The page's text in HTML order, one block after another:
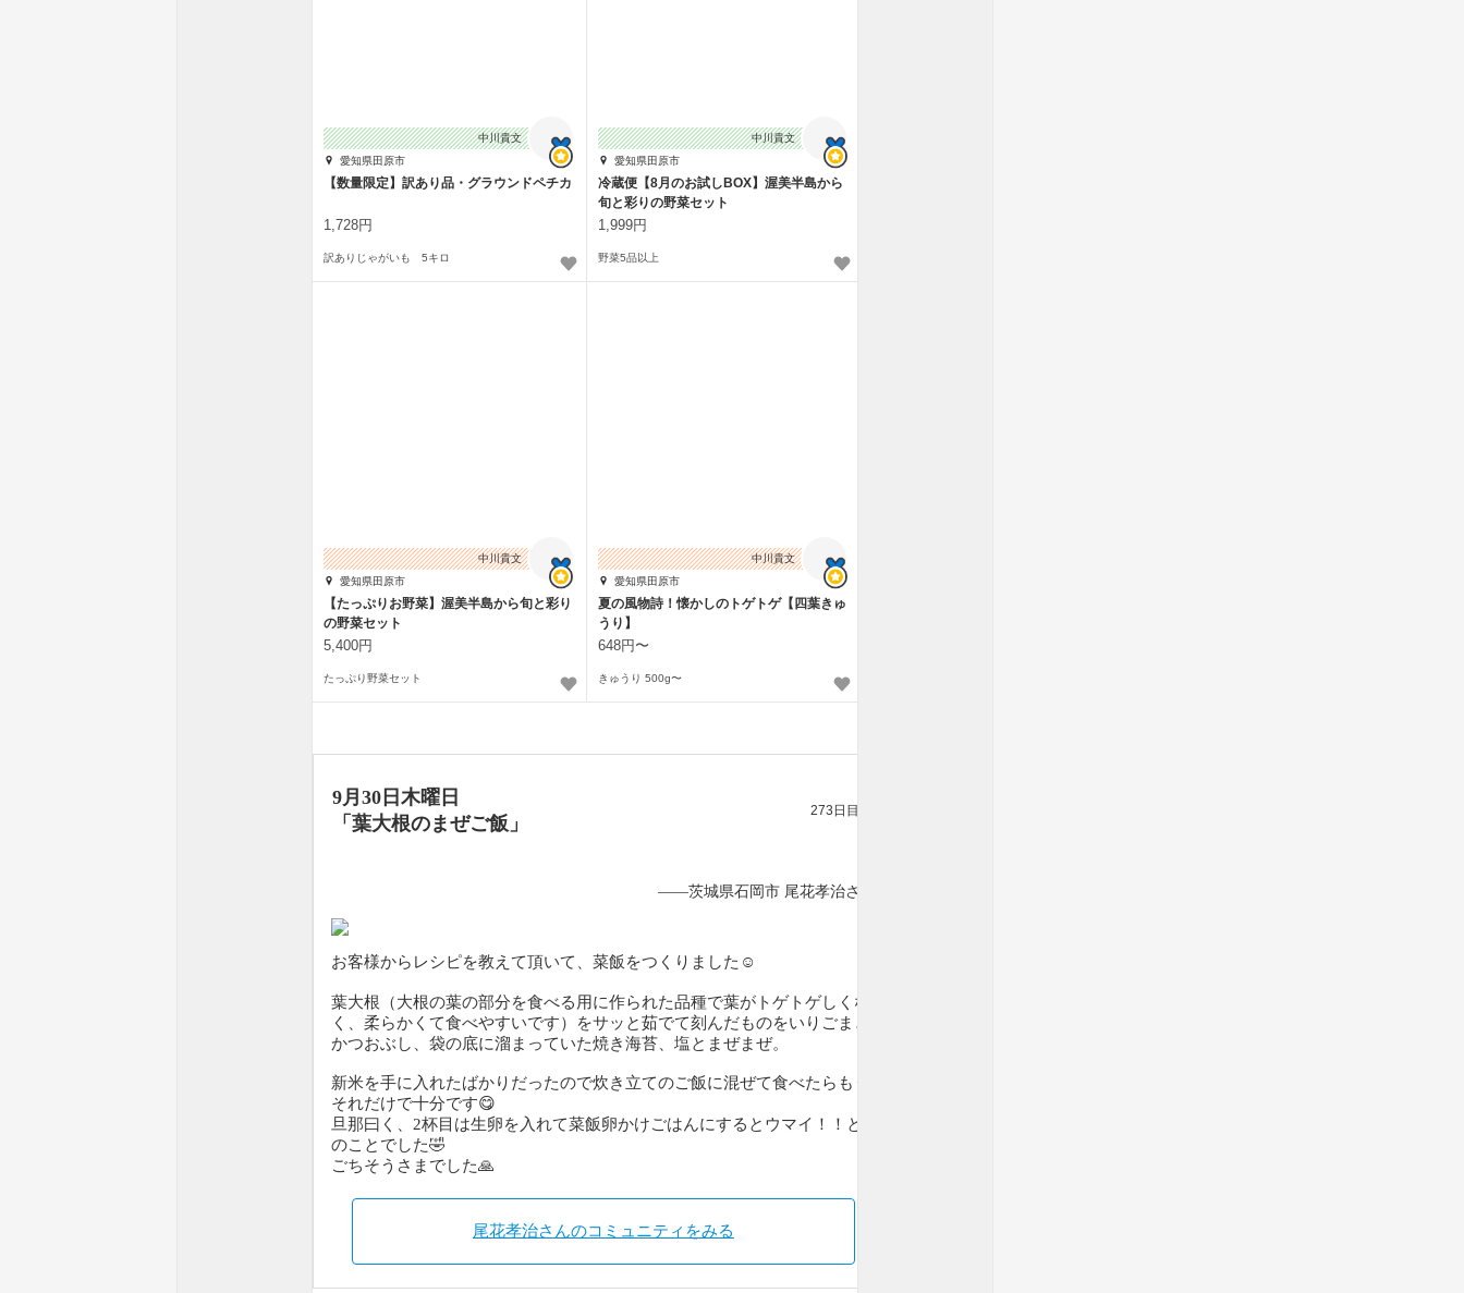
中川貴文
愛知県田原市
【数量限定】訳あり品・グラウンドペチカ
1,728円
訳ありじゃがいも 5キロ
中川貴文
愛知県田原市
冷蔵便【8月のお試しBOX】渥美半島から
旬と彩りの野菜セット
1,999円
野菜5品以上
中川貴文
愛知県田原市
【たっぷりお野菜】渥美半島から旬と彩り
の野菜セット
5,400円
たっぷり野菜セット
中川貴文
愛知県田原市
夏の風物詩！懐かしのトゲトゲ【四葉きゅ
うり】
648円〜
きゅうり 500g〜
9月30日木曜日
「葉大根のまぜご飯」
273日目
——茨城県石岡市 尾花孝治さん
お客様からレシピを教えて頂いて、菜飯をつくりました☺️
葉大根（大根の葉の部分を食べる用に作られた品種で葉がトゲトゲしくな
く、柔らかくて食べやすいです）をサッと茹でて刻んだものをいりごまと
かつおぶし、袋の底に溜まっていた焼き海苔、塩とまぜまぜ。
新米を手に入れたばかりだったので炊き立てのご飯に混ぜて食べたらもう
それだけで十分です😋
旦那曰く、2杯目は生卵を入れて菜飯卵かけごはんにするとウマイ！！と
のことでした🤣
ごちそうさまでした🙏
尾花孝治さんのコミュニティをみる